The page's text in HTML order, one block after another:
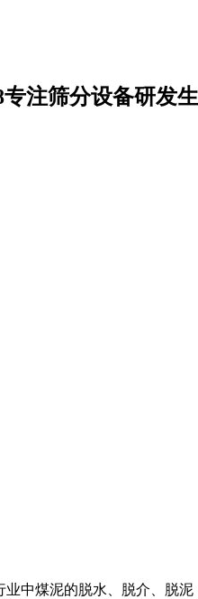
筛分设备研发生
中煤泥的脱水、脱介、脱